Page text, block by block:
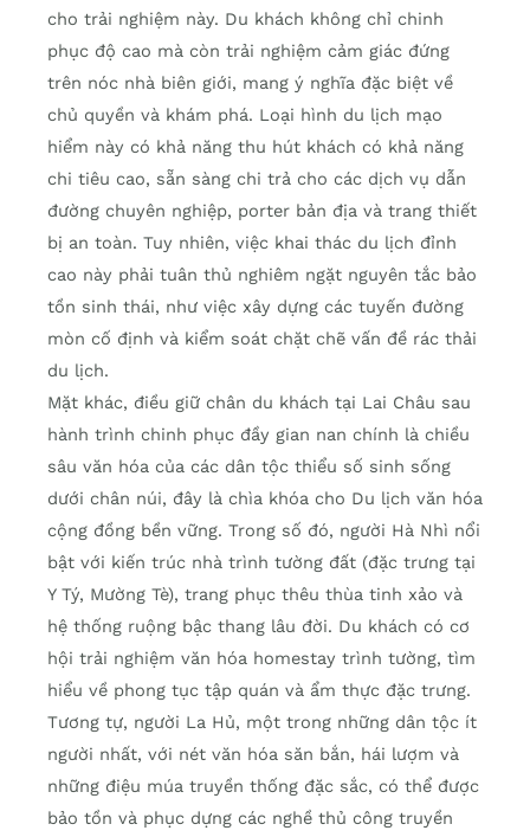
cho trải nghiệm này. Du khách không chỉ chinh
phục độ cao mà còn trải nghiệm cảm giác đứng
trên nóc nhà biên giới, mang ý nghĩa đặc biệt về
chủ quyền và khám phá. Loại hình du lịch mạo
hiểm này có khả năng thu hút khách có khả năng
chi tiêu cao, sẵn sàng chi trả cho các dịch vụ dẫn
đường chuyên nghiệp, porter bản địa và trang thiết
bị an toàn. Tuy nhiên, việc khai thác du lịch đỉnh
cao này phải tuân thủ nghiêm ngặt nguyên tắc bảo
tồn sinh thái, như việc xây dựng các tuyến đường
mòn cố định và kiểm soát chặt chẽ vấn đề rác thải
du lịch.
Mặt khác, điều giữ chân du khách tại Lai Châu sau
hành trình chinh phục đầy gian nan chính là chiều
sâu văn hóa của các dân tộc thiểu số sinh sống
dưới chân núi, đây là chìa khóa cho Du lịch văn hóa
cộng đồng bền vững. Trong số đó, người Hà Nhì nổi
bật với kiến trúc nhà trình tường đất (đặc trưng tại
Y Tý, Mường Tè), trang phục thêu thùa tinh xảo và
hệ thống ruộng bậc thang lâu đời. Du khách có cơ
hội trải nghiệm văn hóa homestay trình tường, tìm
hiểu về phong tục tập quán và ẩm thực đặc trưng.
Tương tự, người La Hủ, một trong những dân tộc ít
người nhất, với nét văn hóa săn bắn, hái lượm và
những điệu múa truyền thống đặc sắc, có thể được
bảo tồn và phục dựng các nghề thủ công truyền